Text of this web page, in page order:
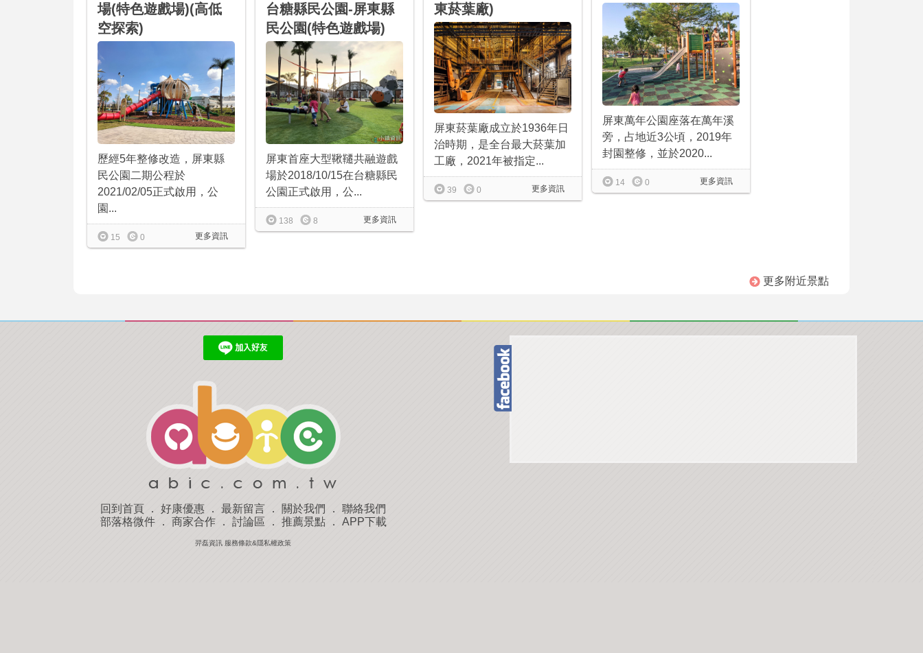
場(特色遊戲場)(高低
空探索)
歷經5年整修改造，屏東縣
民公園二期公程於
2021/02/05正式啟用，公
園...
更多資訊
15 0
台糖縣民公園-屏東縣
民公園(特色遊戲場)
屏東首座大型鞦韆共融遊戲
場於2018/10/15在台糖縣民
公園正式啟用，公...
更多資訊
138 8
東菸葉廠)
屏東菸葉廠成立於1936年日
治時期，是全台最大菸葉加
工廠，2021年被指定...
更多資訊
39 0
屏東萬年公園座落在萬年溪
旁，占地近3公頃，2019年
封園整修，並於2020...
更多資訊
14 0
更多附近景點
回到首頁 ． 好康優惠 ． 最新留言 ． 關於我們 ． 聯絡我們
部落格微件． 商家合作． 討論區 ． 推薦景點． APP下載
羿磊資訊 服務條款&隱私權政策